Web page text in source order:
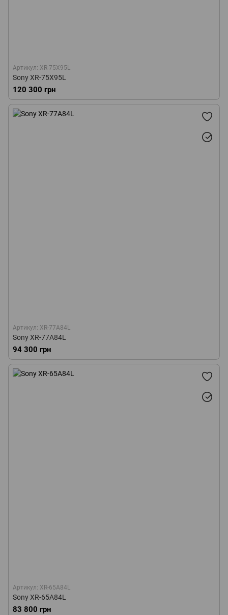
Артикул: XR-75X95L
Sony XR-75X95L
120 300 грн
Артикул: XR-77A84L
Sony XR-77A84L
94 300 грн
Артикул: XR-65A84L
Sony XR-65A84L
83 800 грн